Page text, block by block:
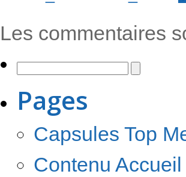
Les commentaires
Pages
Capsules Top
Contenu Accueil